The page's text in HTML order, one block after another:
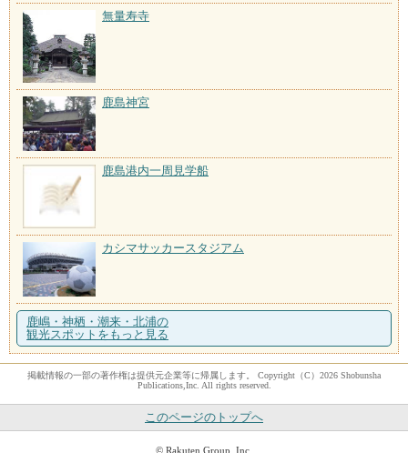
無量寿寺
鹿島神宮
鹿島港内一周見学船
カシマサッカースタジアム
鹿嶋・神栖・潮来・北浦の
観光スポットをもっと見る
掲載情報の一部の著作権は提供元企業等に帰属します。 Copyright（C）2026 Shobunsha
Publications,Inc. All rights reserved.
このページのトップへ
© Rakuten Group, Inc.